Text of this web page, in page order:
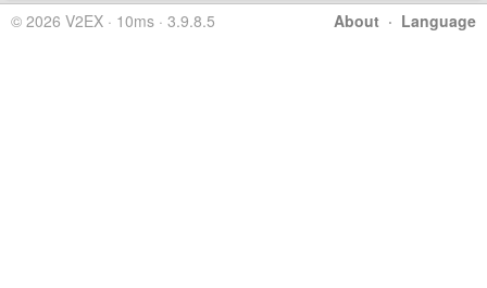
About · Language
© 2026 V2EX · 10ms · 3.9.8.5